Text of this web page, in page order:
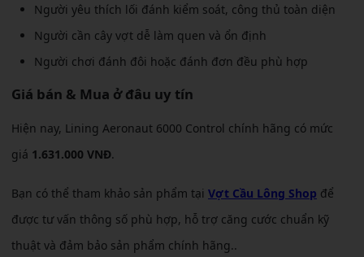
Người yêu thích lối đánh kiểm soát, công thủ toàn diện
Người cần cây vợt dễ làm quen và ổn định
Người chơi đánh đôi hoặc đánh đơn đều phù hợp
Giá bán & Mua ở đâu uy tín
Hiện nay, Lining Aeronaut 6000 Control chính hãng có mức
giá 1.631.000 VNĐ.
Bạn có thể tham khảo sản phẩm tại Vợt Cầu Lông Shop để
được tư vấn thông số phù hợp, hỗ trợ căng cước chuẩn kỹ
thuật và đảm bảo sản phẩm chính hãng..